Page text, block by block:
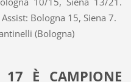
Bologna 15, Siena 7.
(Bologna)
17 È CAMPIONE